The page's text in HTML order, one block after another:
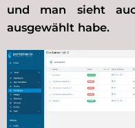
und man sieht
ausgewählt habe.